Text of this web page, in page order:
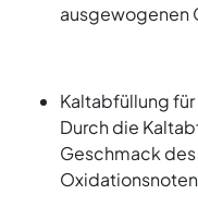
ausgewogenen
Kaltabfüllung
Durch die
Geschmack des